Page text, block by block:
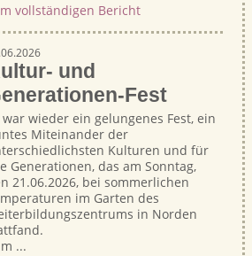
vollständigen Bericht
und
Fest
war wieder ein gelungenes Fest, ein
Miteinander der
Kulturen und für
Generationen, das am Sonntag,
21.06.2026, bei sommerlichen
im Garten des
in Norden
...